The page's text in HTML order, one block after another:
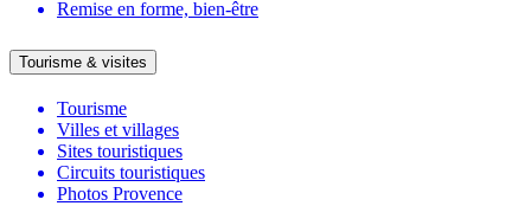
Remise en forme, bien-être
Tourisme & visites
Tourisme
Villes et villages
Sites touristiques
Circuits touristiques
Photos Provence